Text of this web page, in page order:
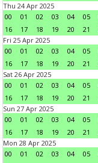
Thu 24 Apr 2025
00
01 02 03 04 05
16
17 18 19 20 21
Fri 25 Apr 2025
00
01 02 03 04 05
16
17 18 19 20 21
Sat 26 Apr 2025
00
01 02 03 04 05
16
17 18 19 20 21
Sun 27 Apr 2025
00
01 02 03 04 05
16
17 18 19 20 21
Mon 28 Apr 2025
00
01 02 03 04 05